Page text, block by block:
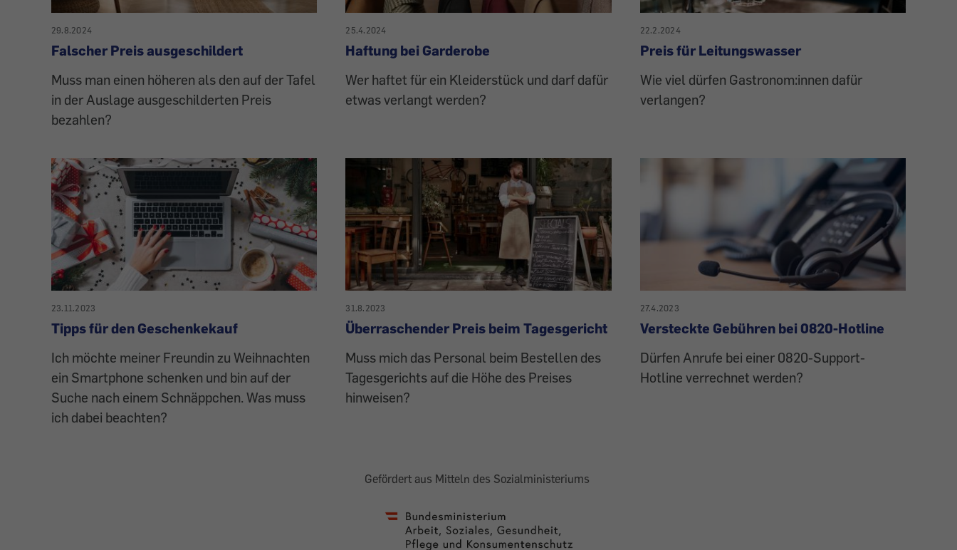
29.8.2024
Falscher Preis ausgeschildert
Muss man einen höheren als den auf der Tafel
in der Auslage ausgeschilderten Preis
bezahlen?
25.4.2024
Haftung bei Garderobe
Wer haftet für ein Kleiderstück und darf dafür
etwas verlangt werden?
22.2.2024
Preis für Leitungswasser
Wie viel dürfen Gastronom:innen dafür
verlangen?
23.11.2023
Tipps für den Geschenkekauf
Ich möchte meiner Freundin zu Weihnachten
ein Smartphone schenken und bin auf der
Suche nach einem Schnäppchen. Was muss
ich dabei beachten?
31.8.2023
Überraschender Preis beim Tagesgericht
Muss mich das Personal beim Bestellen des
Tagesgerichts auf die Höhe des Preises
hinweisen?
27.4.2023
Versteckte Gebühren bei 0820-Hotline
Dürfen Anrufe bei einer 0820-Support-
Hotline verrechnet werden?
Gefördert aus Mitteln des Sozialministeriums